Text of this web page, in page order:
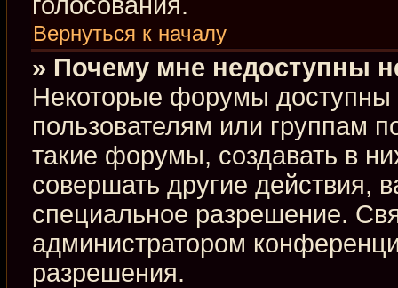
Вернуться к началу
» Почему мне недоступны
Некоторые форумы доступны
пользователям или группам
такие форумы, создавать в
совершать другие действия,
специальное разрешение.
администратором
разрешения.